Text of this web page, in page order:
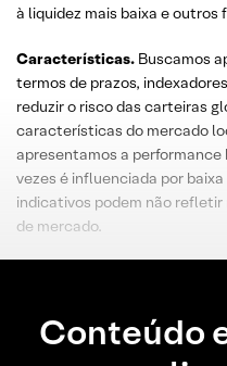
à liquidez mais baixa e
Características. Buscamos
termos de prazos,
reduzir o risco das carteiras
características do mercado
apresentamos a
vezes é influenciada por
indicativos podem não
de mercado.
Conteúdo